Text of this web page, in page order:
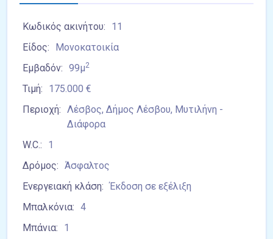
Κωδικός ακινήτου:
11
Είδος:
Μονοκατοικία
Εμβαδόν: 99μ2
Τιμή:
175.000 €
Περιοχή: Λέσβος, Δήμος Λέσβου, Μυτιλήνη -
Διάφορα
W.C.:
1
Δρόμος: Άσφαλτος
Ενεργειακή κλάση:
Έκδοση σε εξέλιξη
Μπαλκόνια: 4
Μπάνια:
1